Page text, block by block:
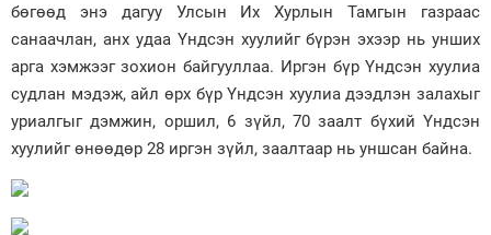
бөгөөд энэ дагуу Улсын Их Хурлын Тамгын газраас
санаачлан, анх удаа Үндсэн хуулийг бүрэн эхээр нь унших
арга хэмжээг зохион байгууллаа. Иргэн бүр Үндсэн хуулиа
судлан мэдэж, айл өрх бүр Үндсэн хуулиа дээдлэн залахыг
уриалгыг дэмжин, оршил, 6 зүйл, 70 заалт бүхий Үндсэн
хуулийг өнөөдөр 28 иргэн зүйл, заалтаар нь уншсан байна.